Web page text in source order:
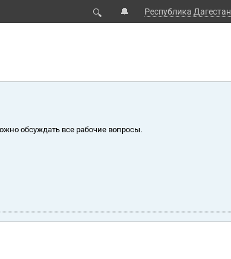
🔍 🔔 Республика Дагестан
обсуждать все рабочие вопросы.